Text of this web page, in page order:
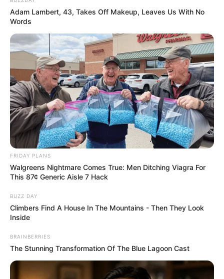
nevetnek.
Fosthoffer Ágnes házelnöksége új stilust hozott az
Országházba
Ez a Fidesznek különösen kellemetlen lehet. A régi
rendszerben megszokták, hogy a politikai
kommunikáció központosítható. Most viszont
minden élőben van, mindenki rögzít, mindenki vág,
mindenki értelmez. A kontroll kicsúszott a régi
gépezet kezéből.
És ez demokratikus szempontból kifejezetten
Az emberek nem bulvárt néznek,
hanem hatalmat ellenőriznek
Persze könnyű legyinteni, hogy ez csak politikai
Adam Lambert, 43, Takes Off Makeup, Leaves Us With No
Words
FRIDAY PLANS
Walgreens Nightmare Comes True: Men Ditching Viagra For
This 87¢ Generic Aisle 7 Hack
BUZZ DAY
Climbers Find A House In The Mountains - Then They Look
Inside
BRAINBERRIES
The Stunning Transformation Of The Blue Lagoon Cast